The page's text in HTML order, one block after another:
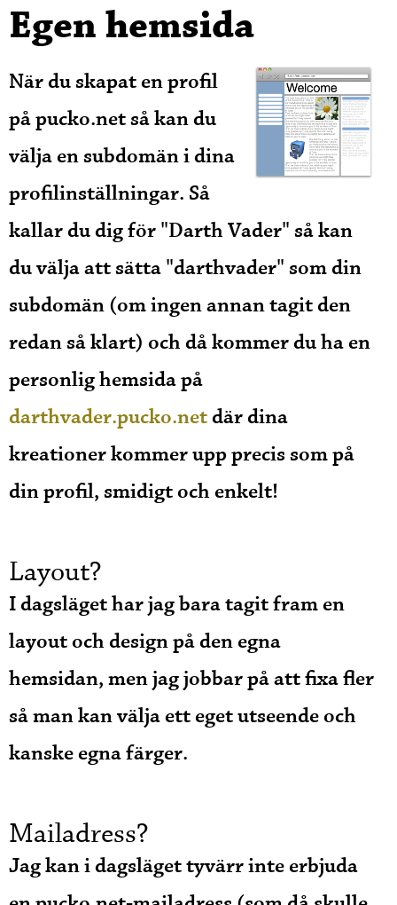
Egen hemsida
När du skapat en profil
på pucko.net så kan du
välja en subdomän i dina
profilinställningar. Så
kallar du dig för "Darth Vader" så kan
du välja att sätta "darthvader" som din
subdomän (om ingen annan tagit den
redan så klart) och då kommer du ha en
personlig hemsida på
darthvader.pucko.netdär dina
kreationer kommer upp precis som på
din profil, smidigt och enkelt!
Layout?
I dagsläget har jag bara tagit fram en
layout och design på den egna
hemsidan, men jag jobbar på att fixa fler
så man kan välja ett eget utseende och
kanske egna färger.
Mailadress?
Jag kan i dagsläget tyvärr inte erbjuda